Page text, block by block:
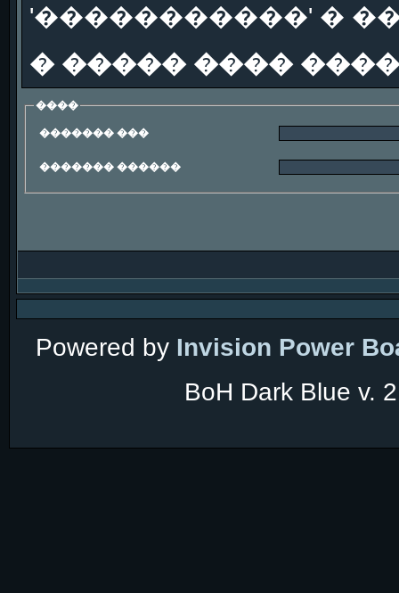
'�����������' �
� ����� ����
����
������� ���
������� ������
Powered by Invision Power
BoH Dark Blue v.